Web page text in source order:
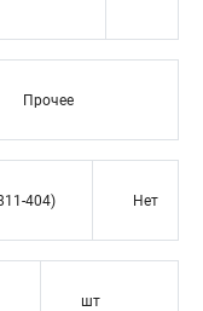
Прочее
404) Нет
шт